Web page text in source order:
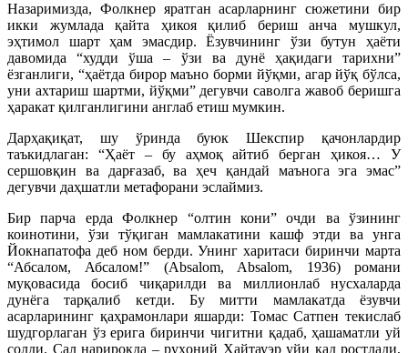
Назаримизда, Фолкнер яратган асарларнинг сюжетини бир
икки жумлада қайта ҳикоя қилиб бериш анча мушкул,
эҳтимол шарт ҳам эмасдир. Ёзувчининг ўзи бутун ҳаёти
давомида “худди ўша – ўзи ва дунё ҳақидаги тарихни”
ёзганлиги, “ҳаётда бирор маъно борми йўқми, агар йўқ бўлса,
уни ахтариш шартми, йўқми” дегувчи саволга жавоб беришга
ҳаракат қилганлигини англаб етиш мумкин.
Дарҳақиқат, шу ўринда буюк Шекспир қачонлардир
таъкидлаган: “Ҳаёт – бу аҳмоқ айтиб берган ҳикоя… У
сершовқин ва дарғазаб, ва ҳеч қандай маънога эга эмас”
дегувчи даҳшатли метафорани эслаймиз.
Бир парча ерда Фолкнер “олтин кони” очди ва ўзининг
коинотини, ўзи тўқиган мамлакатини кашф этди ва унга
Йокнапатофа деб ном берди. Унинг харитаси биринчи марта
“Абсалом, Абсалом!” (Absalom, Absalom, 1936) романи
муқовасида босиб чиқарилди ва миллионлаб нусхаларда
дунёга тарқалиб кетди. Бу митти мамлакатда ёзувчи
асарларининг қаҳрамонлари яшарди: Томас Сатпен текислаб
шудгорлаган ўз ерига биринчи чигитни қадаб, ҳашаматли уй
солди. Сал нарироқда – руҳоний Хайтауэр уйи қад ростлади,